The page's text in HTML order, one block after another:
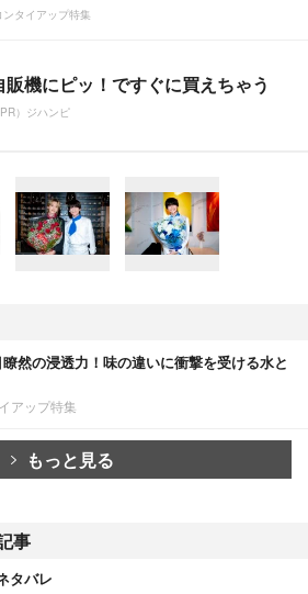
ンタイアップ特集
販機にピッ！ですぐに買えちゃう
PR）ジハンピ
然の浸透力！味の違いに衝撃を受ける水と
アップ特集
もっと見る
事
タバレ